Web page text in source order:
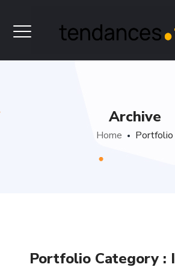
Archive
Home Portfolio
Portfolio Category :